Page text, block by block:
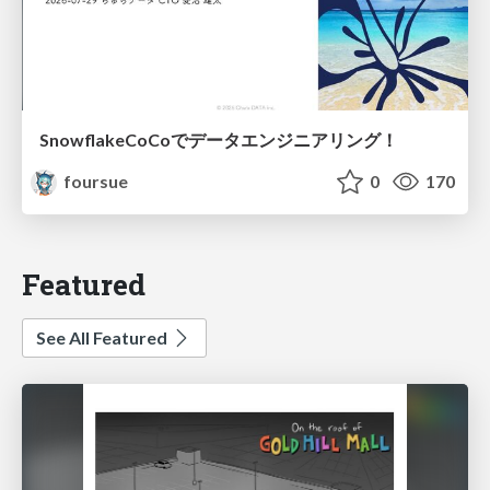
SnowflakeCoCoでデータエンジニアリング！
foursue
0 170
Featured
See All Featured